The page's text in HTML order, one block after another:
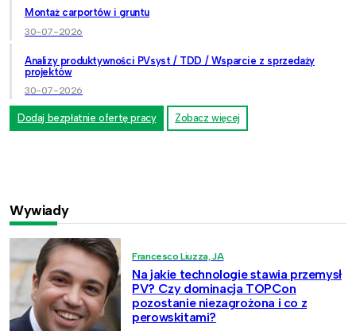
Montaż carportów i gruntu
30-07-2026
Analizy produktywności PVsyst / TDD / Wsparcie z sprzedaży
projektów
30-07-2026
Dodaj bezpłatnie ofertę pracy Zobacz więcej
Wywiady
Francesco Liuzza, JA
Na jakie technologie stawia przemysł
PV? Czy dominacja TOPCon
pozostanie niezagrożona i co z
perowskitami?